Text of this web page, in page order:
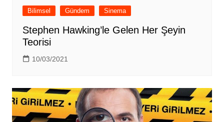
Bilimsel Gündem Sinema
Stephen Hawking’le Gelen Her Şeyin
Teorisi
10/03/2021